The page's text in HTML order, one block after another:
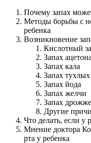
Почему запах
Методы борьбы с
ребенка
Возникновение
Кислотный
Запах ацетона
Запах кала
Запах
Запах йода
Запах желчи
Запах
Другие
Что делать, если у
Мнение доктора
рта у ребенка